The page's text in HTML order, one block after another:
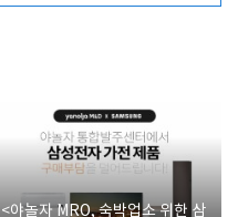
<야놀자 MRO, 숙박업소 위한 삼